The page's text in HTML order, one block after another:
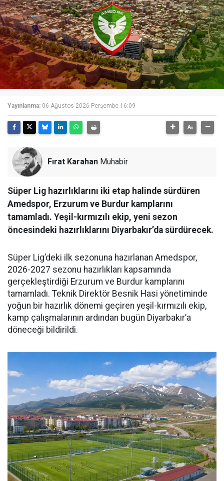
Yayınlanma: 06 Ağustos 2026 Perşembe 16:09
Fırat Karahan Muhabir
Süper Lig hazırlıklarını iki etap halinde sürdüren
Amedspor, Erzurum ve Burdur kamplarını
tamamladı. Yeşil-kırmızılı ekip, yeni sezon
öncesindeki hazırlıklarını Diyarbakır’da sürdürecek.
Süper Lig’deki ilk sezonuna hazırlanan Amedspor,
2026-2027 sezonu hazırlıkları kapsamında
gerçekleştirdiği Erzurum ve Burdur kamplarını
tamamladı. Teknik Direktör Besnik Hasi yönetiminde
yoğun bir hazırlık dönemi geçiren yeşil-kırmızılı ekip,
kamp çalışmalarının ardından bugün Diyarbakır’a
döneceği bildirildi.